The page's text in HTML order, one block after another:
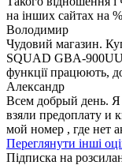
на інших сайтах на
Володимир
Чудовий магазин.
SQUAD GBA-
функції працюють,
Александр
Всем добрый день. Я
взяли предоплату и
мой номер , где нет
Переглянути інші
Підписка на